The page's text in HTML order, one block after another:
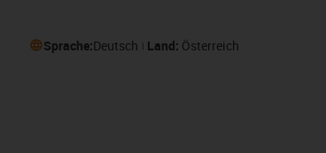
Sprache:Deutsch Land: Österreich